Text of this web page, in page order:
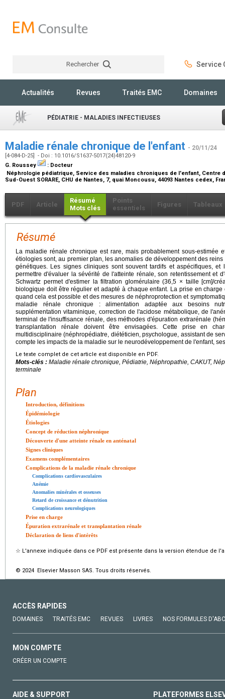
Rechercher Service
Actualités Revues Traités EMC Domaines
PÉDIATRIE - MALADIES INFECTIEUSES
Maladie rénale chronique de l'enfant - 20/11/24
[4-084-D-25] - Doi : 10.1016/S1637-5017(24)48120-9
G. Roussey
: Docteur
Néphrologie pédiatrique, Service des maladies chroniques de l'enfant, Centre
Sud-Ouest SORARE, CHU de Nantes, 7, quai Moncousu, 44093 Nantes cedex,
PDF Article
Résumé
Mots clés
Points
essentiels
Figures Tableaux
Résumé
La maladie rénale chronique est rare, mais probablement sous-estimée
étiologies sont, au premier plan, les anomalies de développement des
génétiques. Les signes cliniques sont souvent tardifs et aspécifiques, et
permettre d'évaluer la sévérité de l'atteinte rénale, son retentissement et
Schwartz permet d'estimer la filtration glomérulaire (36,5 × taille [cm]/
biologique doit être régulier et adapté à chaque enfant. La prise en
quand cela est possible et des mesures de néphroprotection et
maladie rénale chronique : alimentation adaptée aux besoins
supplémentation vitaminique, correction de l'acidose métabolique, de
terminal de l'insuffisance rénale, des méthodes d'épuration extrarénale
transplantation rénale doivent être envisagées. Cette prise en
multidisciplinaire (néphropédiatre, diététicien, psychologue, assistant de
compte les impacts de la maladie sur le neurodéveloppement de l'enfant,
Le texte complet de cet article est disponible en PDF.
Mots-clés : Maladie rénale chronique, Pédiatrie, Néphropathie, CAKUT,
terminale
Plan
Introduction, définitions
Épidémiologie
Étiologies
Concept de réduction néphronique
Découverte d'une atteinte rénale en anténatal
Signes cliniques
Examens complémentaires
Complications de la maladie rénale chronique
Complications cardiovasculaires
Anémie
Anomalies minérales et osseuses
Retard de croissance et dénutrition
Complications neurologiques
Prise en charge
Épuration extrarénale et transplantation rénale
Déclaration de liens d'intérêts
☆ L'annexe indiquée dans ce PDF est présente dans la version étendue de
© 2024 Elsevier Masson SAS. Tous droits réservés.
ACCÈS RAPIDES
DOMAINES TRAITÉS EMC REVUES LIVRES NOS FORMULES
MON COMPTE
CRÉER UN COMPTE
AIDE & SUPPORT PLATEFORMES